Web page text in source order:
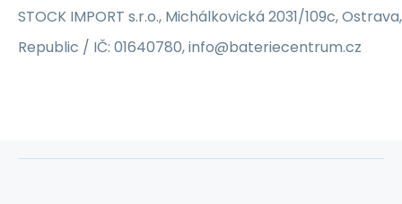
STOCK IMPORT s.r.o., Michálkovická 2031/109c,
Republic / IČ: 01640780, info@bateriecentrum.cz